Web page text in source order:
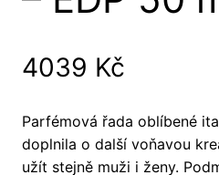
4039 Kč
Parfémová řada oblíbené
doplnila o další voňavou
užít stejně muži i ženy.